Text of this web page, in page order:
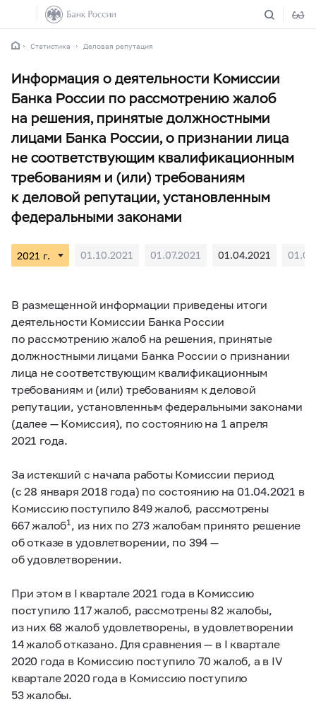
Статистика Деловая репутация
Информация о деятельности Комиссии
Банка России по рассмотрению жалоб
на решения, принятые должностными
лицами Банка России, о признании лица
не соответствующим квалификационным
требованиям и (или) требованиям
к деловой репутации, установленным
федеральными законами
01.10.2021 01.07.2021 01.04.2021
В размещенной информации приведены итоги
деятельности Комиссии Банка России
по рассмотрению жалоб на решения, принятые
должностными лицами Банка России о признании
лица не соответствующим квалификационным
требованиям и (или) требованиям к деловой
репутации, установленным федеральными законами
(далее — Комиссия), по состоянию на 1 апреля
2021 года.
За истекший с начала работы Комиссии период
(с 28 января 2018 года) по состоянию на 01.04.2021 в
Комиссию поступило 849 жалоб, рассмотрены
667 жалоб1, из них по 273 жалобам принято решение
об отказе в удовлетворении, по 394 —
об удовлетворении.
При этом в I квартале 2021 года в Комиссию
поступило 117 жалоб, рассмотрены 82 жалобы,
из них 68 жалоб удовлетворены, в удовлетворении
14 жалоб отказано. Для сравнения — в I квартале
2020 года в Комиссию поступило 70 жалоб, а в IV
квартале 2020 года в Комиссию поступило
53 жалобы.